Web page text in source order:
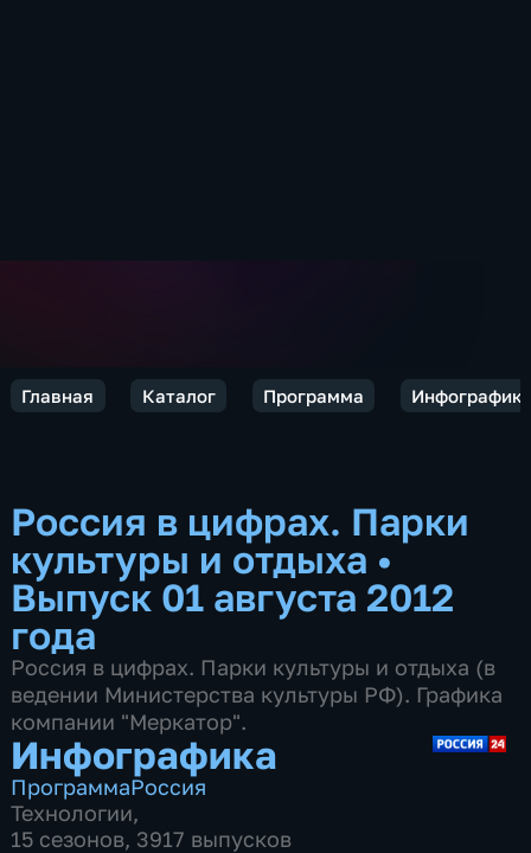
Главная Каталог Программа
Россия в цифрах. Парки
культуры и отдыха •
Выпуск 01 августа 2012
года
Россия в цифрах. Парки культуры и отдыха (в
ведении Министерства культуры РФ). Графика
компании "Меркатор".
Инфографика
ПрограммаРоссия
Технологии,
15 сезонов, 3917 выпусков